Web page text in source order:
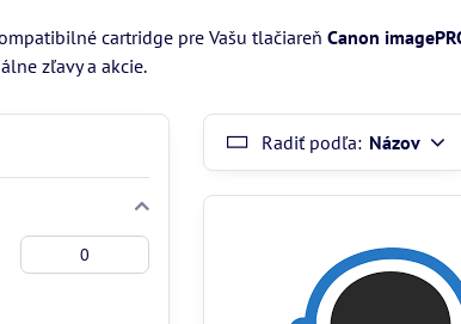
cartridge pre Vašu tlačiareň Canon
zľavy a akcie.
Radiť podľa: Názov
Do: